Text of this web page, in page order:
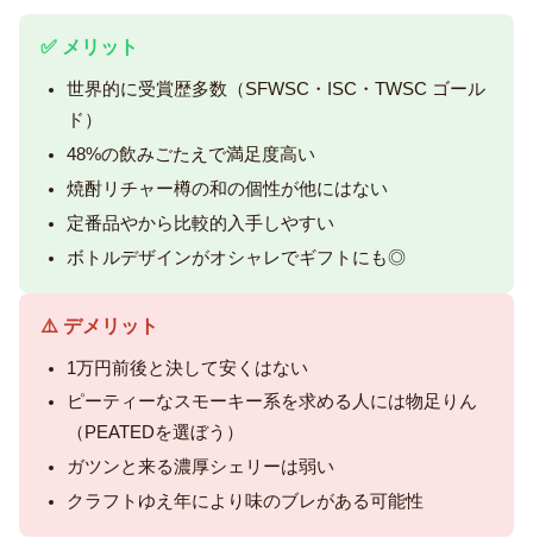
✅ メリット
世界的に受賞歴多数（SFWSC・ISC・TWSC ゴール
ド）
48%の飲みごたえで満足度高い
焼酎リチャー樽の和の個性が他にはない
定番品やから比較的入手しやすい
ボトルデザインがオシャレでギフトにも◎
⚠️ デメリット
1万円前後と決して安くはない
ピーティーなスモーキー系を求める人には物足りん
（PEATEDを選ぼう）
ガツンと来る濃厚シェリーは弱い
クラフトゆえ年により味のブレがある可能性